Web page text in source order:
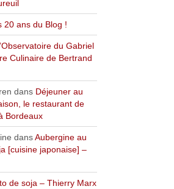
20 ans du Blog !
du Gabriel
Culinaire de Bertrand
dans Déjeuner au
le restaurant de
Bordeaux
dansAubergine au
[cuisine japonaise] –
de soja – Thierry Marx